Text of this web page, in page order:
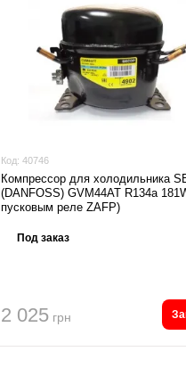
Код: 40746
Компрессор для холодильника
(DANFOSS) GVM44AT R134a
пусковым реле ZAFP)
Под заказ
2 025 грн